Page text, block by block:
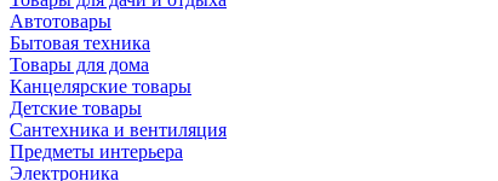
Автотовары
Бытовая техника
Товары для дома
Канцелярские товары
Детские товары
Сантехника и вентиляция
Предметы интерьера
Электроника